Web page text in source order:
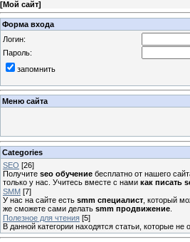
[Мой сайт]
Форма входа
Логин:
Пароль:
запомнить
Меню сайта
Categories
SEO [26]
Получите seo обучение бесплатно от нашего
только у нас. Учитесь вместе с нами как писать
SMM [7]
У нас на сайте есть smm специалист , который
же сможете сами делать smm продвижение
Полезное для чтения [5]
В данной категории находятся статьи, которые не